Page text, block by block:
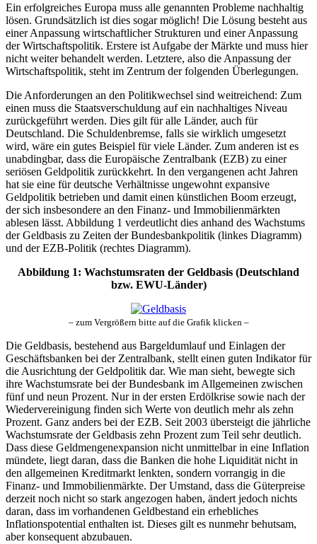
Ein erfolgreiches Europa muss alle genannten Probleme nachhaltig
lösen. Grundsätzlich ist dies sogar möglich! Die Lösung besteht aus
einer Anpassung wirtschaftlicher Strukturen und einer Anpassung
der Wirtschaftspolitik. Erstere ist Aufgabe der Märkte und muss hier
nicht weiter behandelt werden. Letztere, also die Anpassung der
Wirtschaftspolitik, steht im Zentrum der folgenden Überlegungen.
Die Anforderungen an den Politikwechsel sind weitreichend: Zum
einen muss die Staatsverschuldung auf ein nachhaltiges Niveau
zurückgeführt werden. Dies gilt für alle Länder, auch für
Deutschland. Die Schuldenbremse, falls sie wirklich umgesetzt
wird, wäre ein gutes Beispiel für viele Länder. Zum anderen ist es
unabdingbar, dass die Europäische Zentralbank (EZB) zu einer
seriösen Geldpolitik zurückkehrt. In den vergangenen acht Jahren
hat sie eine für deutsche Verhältnisse ungewohnt expansive
Geldpolitik betrieben und damit einen künstlichen Boom erzeugt,
der sich insbesondere an den Finanz- und Immobilienmärkten
ablesen lässt. Abbildung 1 verdeutlicht dies anhand des Wachstums
der Geldbasis zu Zeiten der Bundesbankpolitik (linkes Diagramm)
und der EZB-Politik (rechtes Diagramm).
Abbildung 1: Wachstumsraten der Geldbasis (Deutschland
bzw. EWU-Länder)
– zum Vergrößern bitte auf die Grafik klicken –
Die Geldbasis, bestehend aus Bargeldumlauf und Einlagen der
Geschäftsbanken bei der Zentralbank, stellt einen guten Indikator für
die Ausrichtung der Geldpolitik dar. Wie man sieht, bewegte sich
ihre Wachstumsrate bei der Bundesbank im Allgemeinen zwischen
fünf und neun Prozent. Nur in der ersten Erdölkrise sowie nach der
Wiedervereinigung finden sich Werte von deutlich mehr als zehn
Prozent. Ganz anders bei der EZB. Seit 2003 übersteigt die jährliche
Wachstumsrate der Geldbasis zehn Prozent zum Teil sehr deutlich.
Dass diese Geldmengenexpansion nicht unmittelbar in eine Inflation
mündete, liegt daran, dass die Banken die hohe Liquidität nicht in
den allgemeinen Kreditmarkt lenkten, sondern vorrangig in die
Finanz- und Immobilienmärkte. Der Umstand, dass die Güterpreise
derzeit noch nicht so stark angezogen haben, ändert jedoch nichts
daran, dass im vorhandenen Geldbestand ein erhebliches
Inflationspotential enthalten ist. Dieses gilt es nunmehr behutsam,
aber konsequent abzubauen.